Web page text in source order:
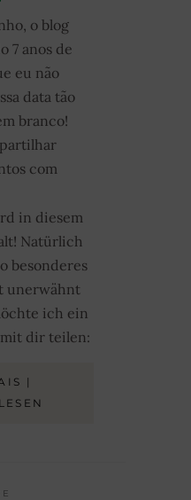
o blog
7 anos de
eu não
data tão
branco!
com
in diesem
Natürlich
besonderes
unerwähnt
ich ein
dir teilen:
|